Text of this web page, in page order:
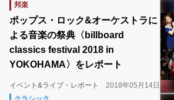
邦楽
ポップス・ロック&オーケストラに
よる音楽の祭典〈billboard
classics festival 2018 in
YOKOHAMA〉をレポート
イベント&ライブ・レポート
2018年05月14日